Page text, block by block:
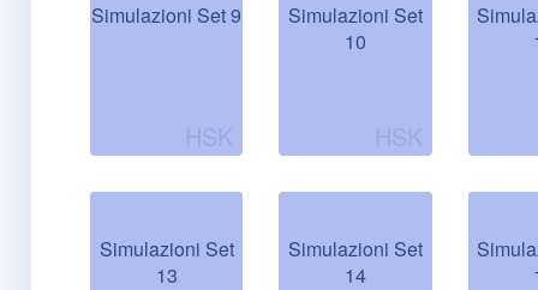
Simulazioni Set 9
Simulazioni Set
10
Simulazioni Set
13
Simulazioni Set
14